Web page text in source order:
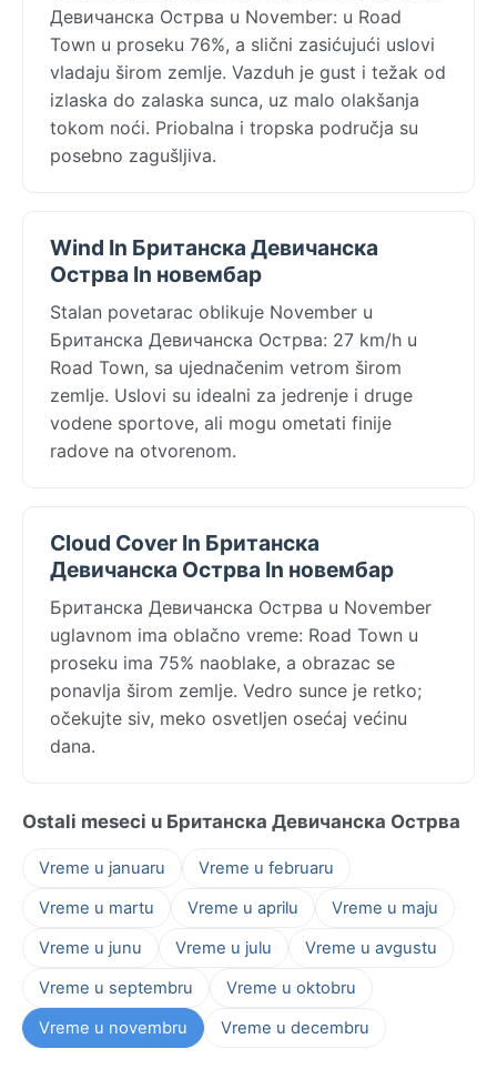
Девичанска Острва u November: u Road
Town u proseku 76%, a slični zasićujući uslovi
vladaju širom zemlje. Vazduh je gust i težak od
izlaska do zalaska sunca, uz malo olakšanja
tokom noći. Priobalna i tropska područja su
posebno zagušljiva.
Wind In Британска Девичанска
Острва In новембар
Stalan povetarac oblikuje November u
Британска Девичанска Острва: 27 km/h u
Road Town, sa ujednačenim vetrom širom
zemlje. Uslovi su idealni za jedrenje i druge
vodene sportove, ali mogu ometati finije
radove na otvorenom.
Cloud Cover In Британска
Девичанска Острва In новембар
Британска Девичанска Острва u November
uglavnom ima oblačno vreme: Road Town u
proseku ima 75% naoblake, a obrazac se
ponavlja širom zemlje. Vedro sunce je retko;
očekujte siv, meko osvetljen osećaj većinu
dana.
Ostali meseci u Британска Девичанска Острва
Vreme u januaru
Vreme u februaru
Vreme u martu
Vreme u aprilu
Vreme u maju
Vreme u junu
Vreme u julu
Vreme u avgustu
Vreme u septembru
Vreme u oktobru
Vreme u novembru
Vreme u decembru